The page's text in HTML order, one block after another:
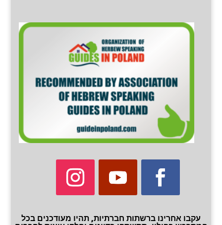
עקבו אחרינו ברשתות חברתיות, תהיו מעודכנים בכל